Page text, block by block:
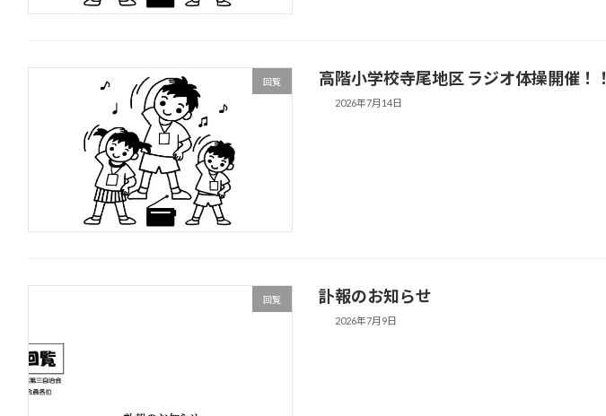
回覧 高階小学校寺尾地区 ラジオ体操開催！！
2026年7月14日
回覧 訃報のお知らせ
2026年7月9日